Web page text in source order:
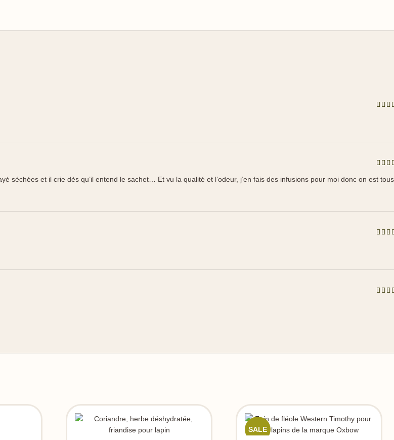
séchées et il crie dès qu’il entend le sachet… Et vu la qualité et l’odeur, j’en fais des infusions pour moi donc on est tous
SALE